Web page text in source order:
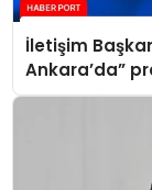
İletişim
Ankara’da”